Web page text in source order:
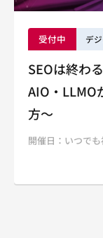
受付中 デ
SEOは終わ
AIO・LLMO
方～
開催日：いつで